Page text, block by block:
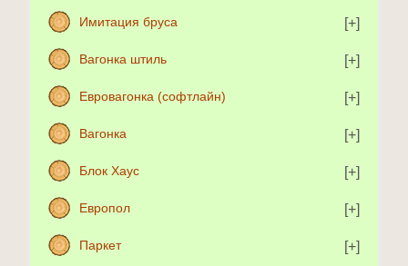
Имитация бруса
Вагонка штиль
Евровагонка (софтлайн)
Вагонка
Блок Хаус
Европол
Паркет